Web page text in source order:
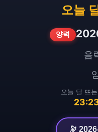
오늘
양력
음
오늘 달 뜨
🔭